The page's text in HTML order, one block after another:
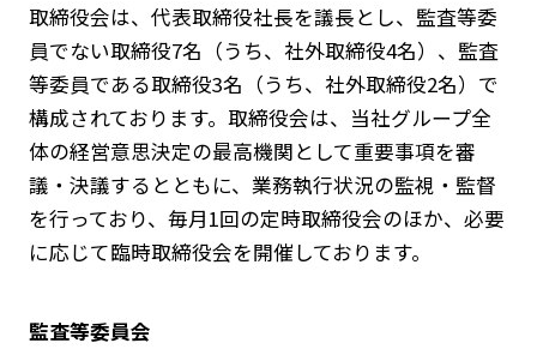
取締役会は、代表取締役社長を議長とし、監査等委
員でない取締役7名（うち、社外取締役4名）、監査
等委員である取締役3名（うち、社外取締役2名）で
構成されております。取締役会は、当社グループ全
体の経営意思決定の最高機関として重要事項を審
議・決議するとともに、業務執行状況の監視・監督
を行っており、毎月1回の定時取締役会のほか、必要
に応じて臨時取締役会を開催しております。
監査等委員会